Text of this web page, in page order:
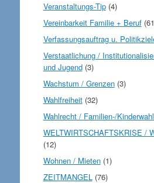
Veranstaltungs-Tip(4)
Vereinbarkeit Familie + Beruf
Verfassungsauftrag u.
Verstaatlichung /
und Jugend(3)
Wachstum / Grenzen(3)
Wahlfreiheit(32)
Wahlrecht / Familien-/
WELTWIRTSCHAFTSKRISE /
(12)
Wohnen / Mieten(1)
ZEITMANGEL(76)